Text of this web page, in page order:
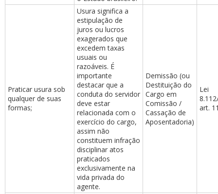
Praticar usura sob
qualquer de suas
formas;
Usura significa a
estipulação de
juros ou lucros
exagerados que
excedem taxas
usuais ou
razoáveis. É
importante
destacar que a
conduta do servidor
deve estar
relacionada com o
exercício do cargo,
assim não
constituem infração
disciplinar atos
praticados
exclusivamente na
vida privada do
agente.
Demissão (ou
Destituição do
Cargo em
Comissão /
Cassação de
Aposentadoria)
Lei
art.